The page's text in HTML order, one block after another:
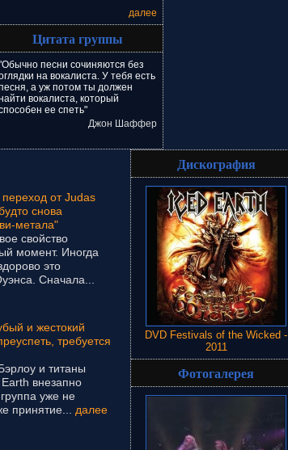
далее
Цитата группы
песни сочиняются без
на вокалиста. У тебя есть
а уж потом ты должен
вокалиста, который
ее спеть"
Джон Шаффер
от Judas
снова
метала"
свойство
момент. Иногда
это
Сначала...
и жестокий
требуется
и титаны
внезапно
уже не
принятие...
далее
Дискография
DVD Festivals of the Wicked -
2011
Фотогалерея